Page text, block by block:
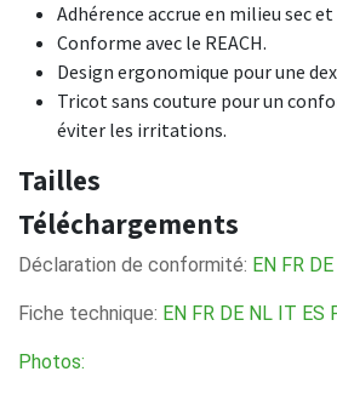
Adhérence accrue en milieu sec
Conforme avec le REACH.
Design ergonomique pour une
Tricot sans couture pour un
éviter les irritations.
Tailles
Téléchargements
Déclaration de conformité: EN FR DE
Fiche technique: EN FR DE NL IT ES
Photos: